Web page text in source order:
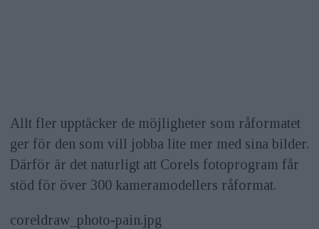
Allt fler upptäcker de möjligheter som råformatet
ger för den som vill jobba lite mer med sina bilder.
Därför är det naturligt att Corels fotoprogram får
stöd för över 300 kameramodellers råformat.
coreldraw_photo-pain.jpg